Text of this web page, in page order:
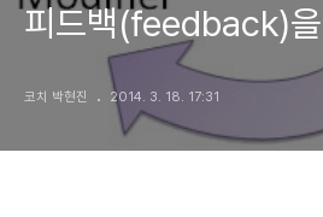
피드백(feedback)
코치 박현진 2014. 3. 18. 17:31